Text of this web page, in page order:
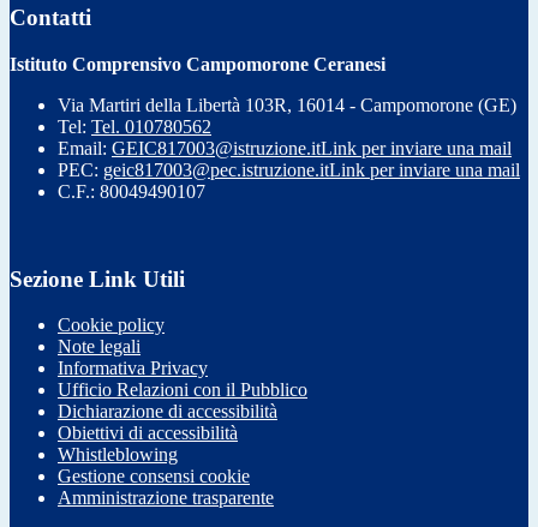
Contatti
Istituto Comprensivo Campomorone Ceranesi
Via Martiri della Libertà 103R, 16014 - Campomorone (GE)
Tel: Tel. 010780562
Email: GEIC817003@istruzione.itLink per inviare una mail
PEC: geic817003@pec.istruzione.itLink per inviare una mail
C.F.: 80049490107
Sezione Link Utili
Cookie policy
Note legali
Informativa Privacy
Ufficio Relazioni con il Pubblico
Dichiarazione di accessibilità
Obiettivi di accessibilità
Whistleblowing
Gestione consensi cookie
Amministrazione trasparente